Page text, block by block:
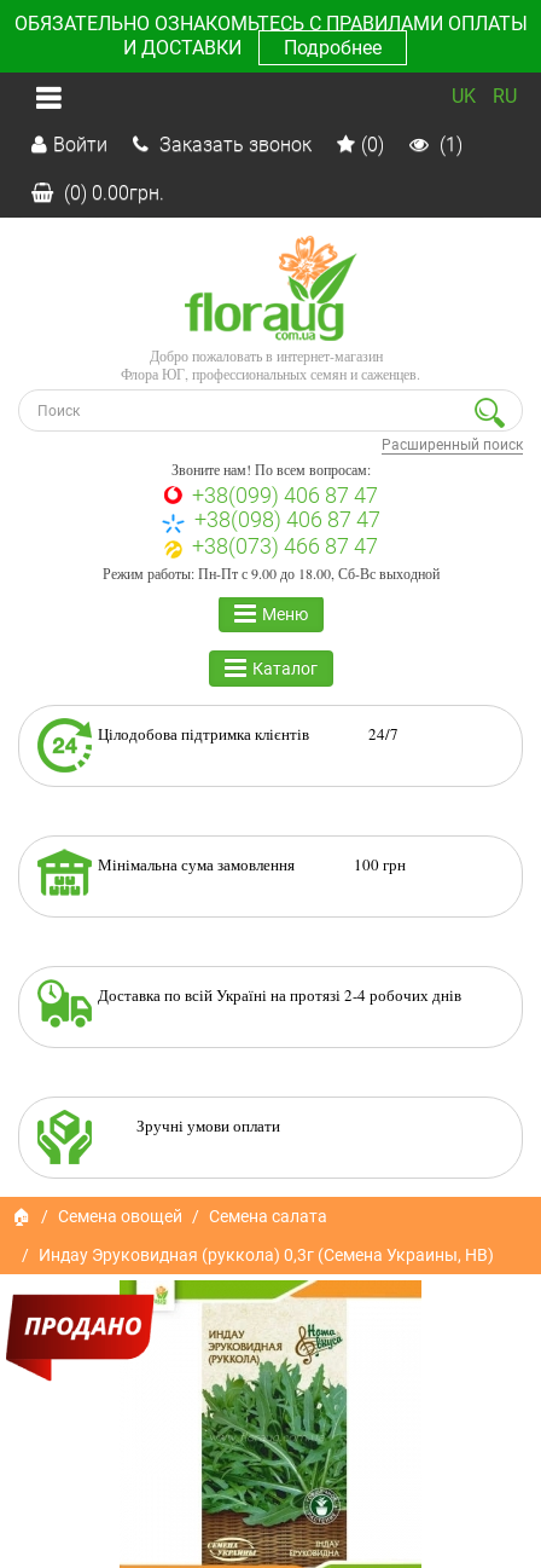
ОБЯЗАТЕЛЬНО ОЗНАКОМЬТЕСЬ С ПРАВИЛАМИ ОПЛАТЫ
И ДОСТАВКИ
Подробнее
UK RU
Войти Заказать звонок (0) (1)
(0) 0.00грн.
Добро пожаловать в интернет-магазин
Флора ЮГ, профессиональных семян и саженцев.
Расширенный поиск
Звоните нам! По всем вопросам:
+38(099) 406 87 47
+38(098) 406 87 47
+38(073) 466 87 47
Режим работы: Пн-Пт с 9.00 до 18.00, Сб-Вс выходной
Меню
Каталог
Цілодобова підтримка клієнтів 24/7
Мінімальна сума замовлення 100 грн
Доставка по всій Україні на протязі 2-4 робочих днів
Зручні умови оплати
🏠 Семена овощей
Семена салата
Индау Эруковидная (руккола) 0,3г (Семена Украины, НВ)